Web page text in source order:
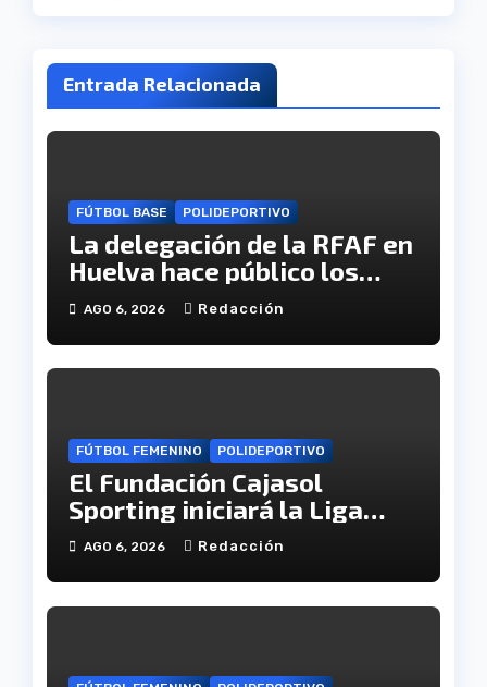
Entrada Relacionada
FÚTBOL BASE POLIDEPORTIVO
La delegación de la RFAF en
Huelva hace público los
calendarios de la categoría
juvenil
AGO 6, 2026 Redacción
FÚTBOL FEMENINO POLIDEPORTIVO
El Fundación Cajasol
Sporting iniciará la Liga
recibiendo al Cacereño
AGO 6, 2026 Redacción